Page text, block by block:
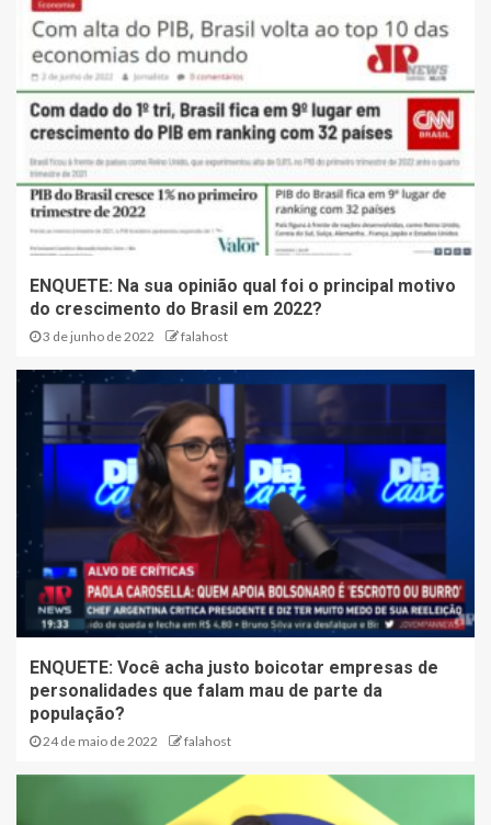
ENQUETE: Na sua opinião qual foi o principal motivo
do crescimento do Brasil em 2022?
3 de junho de 2022 falahost
ENQUETE: Você acha justo boicotar empresas de
personalidades que falam mau de parte da
população?
24 de maio de 2022 falahost